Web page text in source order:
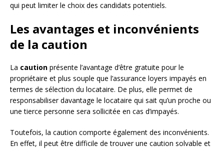
qui peut limiter le choix des candidats potentiels.
Les avantages et inconvénients
de la caution
La caution présente l’avantage d’être gratuite pour le
propriétaire et plus souple que l’assurance loyers impayés en
termes de sélection du locataire. De plus, elle permet de
responsabiliser davantage le locataire qui sait qu’un proche ou
une tierce personne sera sollicitée en cas d’impayés.
Toutefois, la caution comporte également des inconvénients.
En effet, il peut être difficile de trouver une caution solvable et